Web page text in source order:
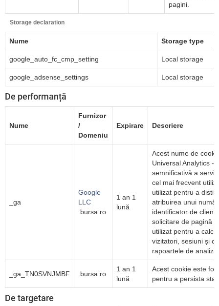
pagini.
Storage declaration
Nume Storage type
google_auto_fc_cmp_setting Local storage
google_adsense_settings Local storage
De performanță
Nume
Furnizor
/
Domeniu
Expirare Descriere
_ga
Google
LLC
.bursa.ro
1 an 1
lună
Acest nume de
Universal Analytics -
semnificativă a
cel mai frecvent
utilizat pentru a
atribuirea unui
identificator de
solicitare de pagină
utilizat pentru a
vizitatori, sesiuni și
rapoartele de
_ga_TN0SVNJMBF .bursa.ro
1 an 1
lună
Acest cookie este
pentru a persista
De targetare